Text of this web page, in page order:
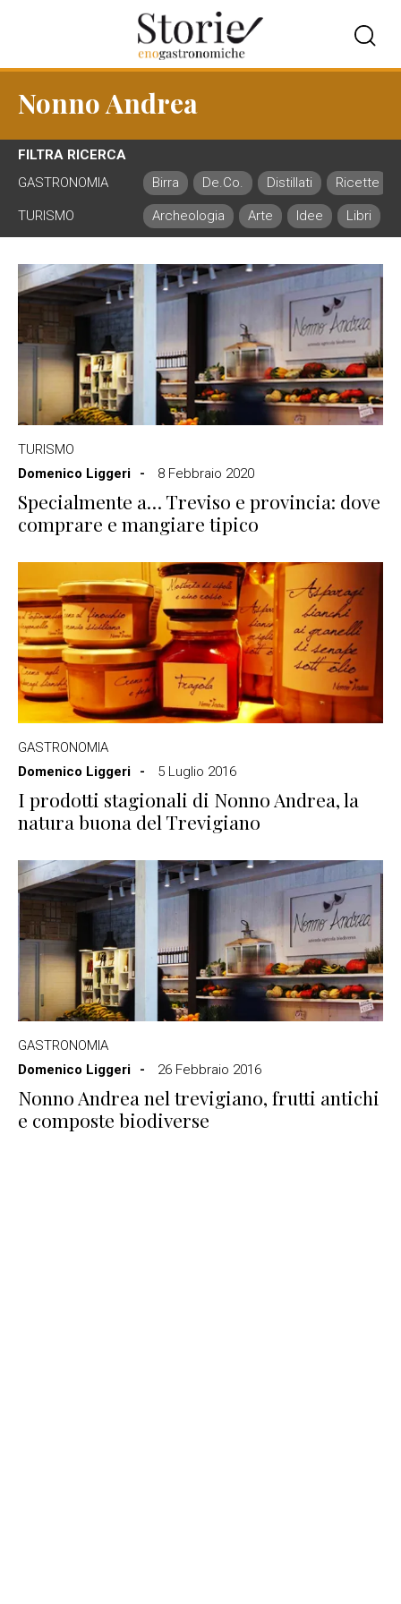
Nonno Andrea
FILTRA RICERCA
GASTRONOMIA
Birra De.Co. Distillati Ricette
TURISMO Archeologia Arte Idee Libri
TURISMO
Domenico Liggeri
8 Febbraio 2020
Specialmente a… Treviso e provincia: dove
comprare e mangiare tipico
GASTRONOMIA
Domenico Liggeri
5 Luglio 2016
I prodotti stagionali di Nonno Andrea, la
natura buona del Trevigiano
GASTRONOMIA
Domenico Liggeri
26 Febbraio 2016
Nonno Andrea nel trevigiano, frutti antichi
e composte biodiverse